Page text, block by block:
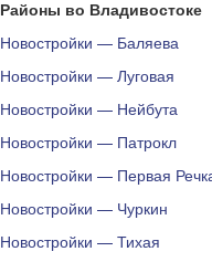
Районы во Владивостоке
Новостройки — Баляева
Новостройки — Луговая
Новостройки — Нейбута
Новостройки — Патрокл
Новостройки — Первая
Новостройки — Чуркин
Новостройки — Тихая